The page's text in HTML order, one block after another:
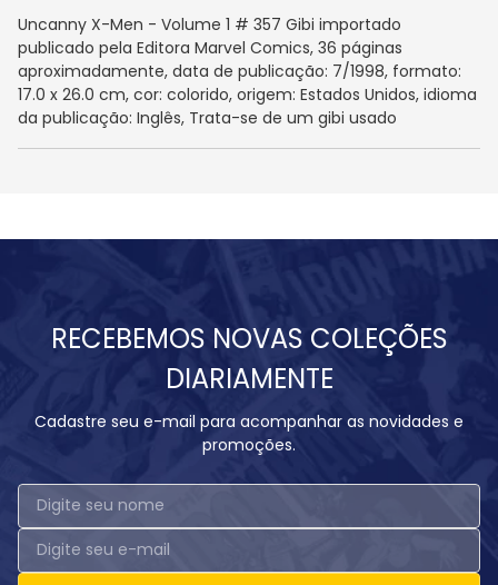
Uncanny X-Men - Volume 1 # 357 Gibi importado
publicado pela Editora Marvel Comics, 36 páginas
aproximadamente, data de publicação: 7/1998, formato:
17.0 x 26.0 cm, cor: colorido, origem: Estados Unidos, idioma
da publicação: Inglês, Trata-se de um gibi usado
RECEBEMOS NOVAS COLEÇÕES
DIARIAMENTE
Cadastre seu e-mail para acompanhar as novidades e
promoções.